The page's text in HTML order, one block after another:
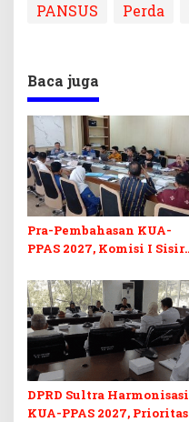
PANSUS
Perda
Baca juga
Pra-Pembahasan KUA-
PPAS 2027, Komisi I Sisir
Berkelanjutan
DPRD Sultra Harmonisasi
KUA-PPAS 2027, Prioritas